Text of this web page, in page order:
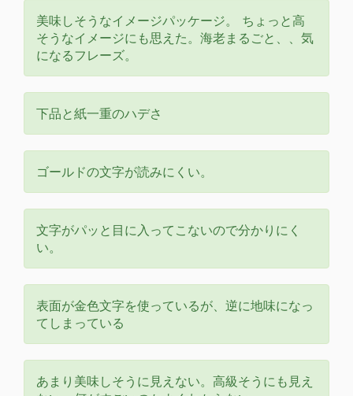
美味しそうなイメージパッケージ。 ちょっと高
そうなイメージにも思えた。海老まるごと、、気
になるフレーズ。
下品と紙一重のハデさ
ゴールドの文字が読みにくい。
文字がパッと目に入ってこないので分かりにく
い。
表面が金色文字を使っているが、逆に地味になっ
てしまっている
あまり美味しそうに見えない。高級そうにも見え